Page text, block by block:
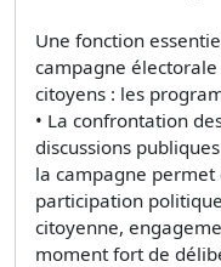
Une fonction
campagne électorale
citoyens : les
• La confrontation
discussions
la campagne permet
participation
citoyenne,
moment fort de